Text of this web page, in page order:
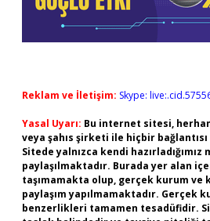
Reklam ve İletişim: Skype:
Yasal Uyarı: Bu internet sitesi,
veya şahıs şirketi ile hiçbir
Sitede yalnızca kendi
paylaşılmaktadır. Burada yer alan
taşımamakta olup, gerçek kurum ve
paylaşım yapılmamaktadır. Gerçek
benzerlikleri tamamen tesadüfidir.